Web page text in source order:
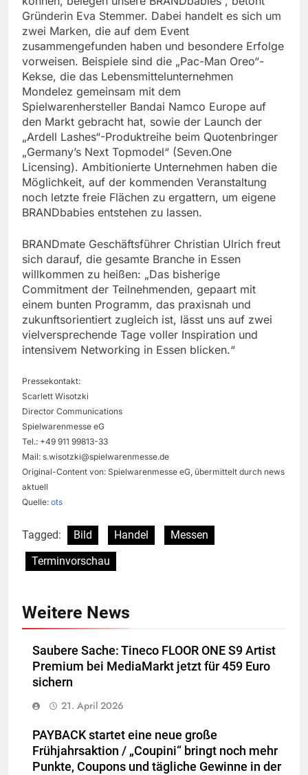
Gründerin Eva Stemmer. Dabei handelt es sich um
zwei Marken, die auf dem Event
zusammengefunden haben und besondere Erfolge
vorweisen. Beispiele sind die „Pac-Man Oreo“-
Kekse, die das Lebensmittelunternehmen
Mondelez gemeinsam mit dem
Spielwarenhersteller Bandai Namco Europe auf
den Markt gebracht hat, sowie der Launch der
„Ardell Lashes“-Produktreihe beim Quotenbringer
„Germany’s Next Topmodel“ (Seven.One
Licensing). Ambitionierte Unternehmen haben die
Möglichkeit, auf der kommenden Veranstaltung
noch letzte freie Flächen zu ergattern, um eigene
BRANDbabies entstehen zu lassen.
BRANDmate Geschäftsführer Christian Ulrich freut
sich darauf, die gesamte Branche in Essen
willkommen zu heißen: „Das bisherige
Commitment der Teilnehmenden, gepaart mit
einem bunten Programm, das praxisnah und
zukunftsorientiert zugleich ist, lässt uns auf zwei
vielversprechende Tage voller Inspiration und
intensivem Networking in Essen blicken.“
Pressekontakt:
Scarlett Wisotzki
Director Communications
Spielwarenmesse eG
Tel.: +49 911 99813-33
Mail: s.wisotzki@spielwarenmesse.de
Original-Content von: Spielwarenmesse eG, übermittelt durch news
aktuell
Quelle: ots
Tagged: Bild Handel
Messen
Terminvorschau
Weitere News
Saubere Sache: Tineco FLOOR ONE S9 Artist
Premium bei MediaMarkt jetzt für 459 Euro
sichern
21. April 2026
PAYBACK startet eine neue große
Frühjahrsaktion / „Coupini“ bringt noch mehr
Punkte, Coupons und tägliche Gewinne in der